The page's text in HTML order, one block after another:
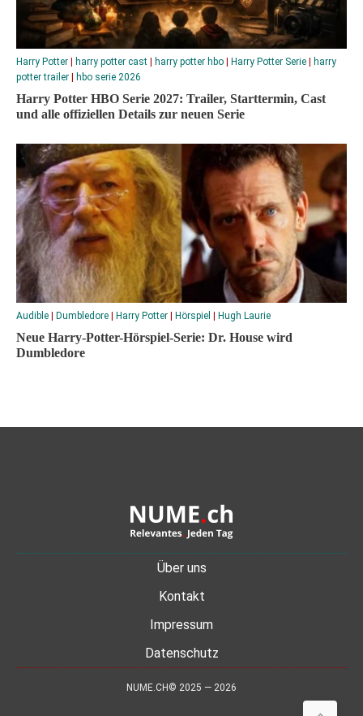
Harry Potter | harry potter cast | harry potter hbo | Harry Potter Serie | harry
potter trailer | hbo serie 2026
Harry Potter HBO Serie 2027: Trailer, Starttermin, Cast
und alle offiziellen Details zur neuen Serie
Audible Dumbledore Harry Potter Hörspiel Hugh Laurie
Neue Harry-Potter-Hörspiel-Serie: Dr. House wird
Dumbledore
Über uns
Kontakt
Impressum
Datenschutz
NUME.CH© 2025 — 2026